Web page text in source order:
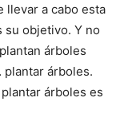
llevar a cabo esta
su objetivo. Y no
árboles
árboles.
árboles es